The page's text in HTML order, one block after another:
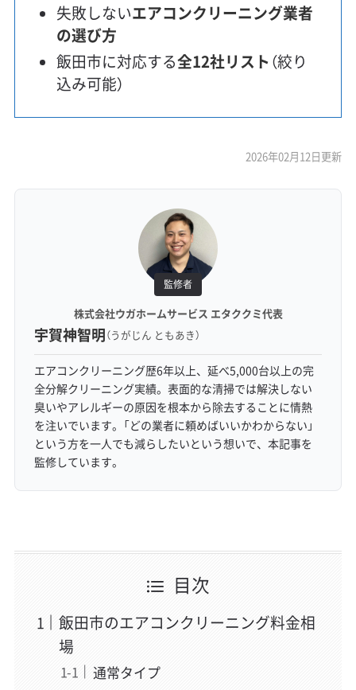
失敗しないエアコンクリーニング業者
の選び方
飯田市に対応する全12社リスト （絞り
込み可能）
2026年02月12日更新
監修者
株式会社ウガホームサービス エタククミ代表
宇賀神智明（うがじん ともあき）
エアコンクリーニング歴6年以上、延べ5,000台以上の完
全分解クリーニング実績。表面的な清掃では解決しない
臭いやアレルギーの原因を根本から除去することに情熱
を注いでいます。「どの業者に頼めばいいかわからない」
という方を一人でも減らしたいという想いで、本記事を
監修しています。
目次
飯田市のエアコンクリーニング料金相
場
通常タイプ